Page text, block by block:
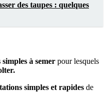
des taupes : quelques
simples à semer pour lesquels
simples et rapides de